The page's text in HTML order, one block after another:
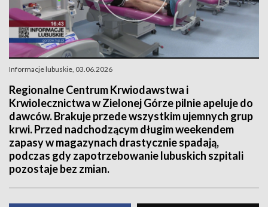
Informacje lubuskie, 03.06.2026
Regionalne Centrum Krwiodawstwa i
Krwiolecznictwa w Zielonej Górze pilnie apeluje do
dawców. Brakuje przede wszystkim ujemnych grup
krwi. Przed nadchodzącym długim weekendem
zapasy w magazynach drastycznie spadają,
podczas gdy zapotrzebowanie lubuskich szpitali
pozostaje bez zmian.